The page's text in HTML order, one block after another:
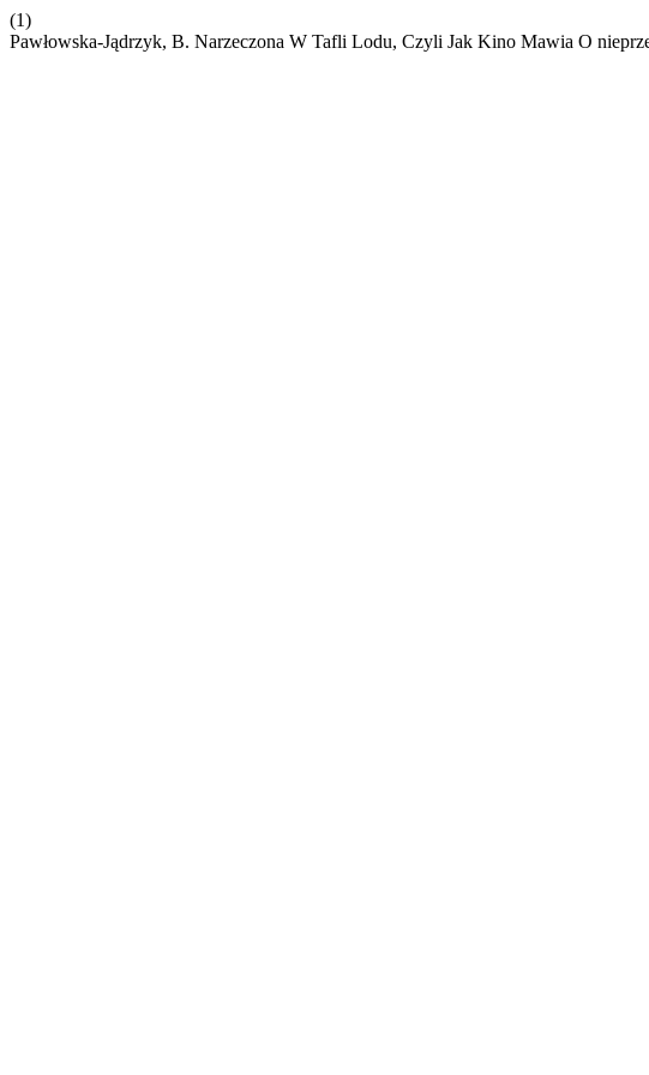
(1)
Pawłowska-Jądrzyk, B. Narzeczona W Tafli Lodu, Czyli Jak Kino Mawia O